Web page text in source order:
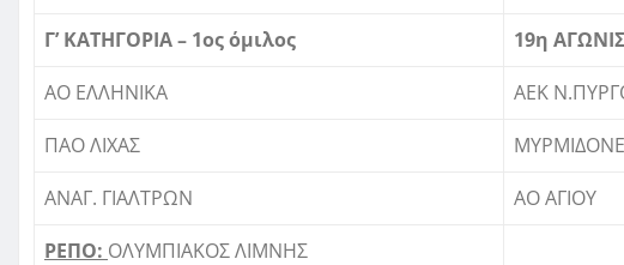
Γ’ ΚΑΤΗΓΟΡΙΑ – 1ος όμιλος 19η
ΑΟ ΕΛΛΗΝΙΚΑ
ΑΕΚ
ΠΑΟ ΛΙΧΑΣ
ΑΝΑΓ. ΓΙΑΛΤΡΩΝ
ΑΟ ΑΓΙΟΥ
ΡΕΠΟ: ΟΛΥΜΠΙΑΚΟΣ ΛΙΜΝΗΣ